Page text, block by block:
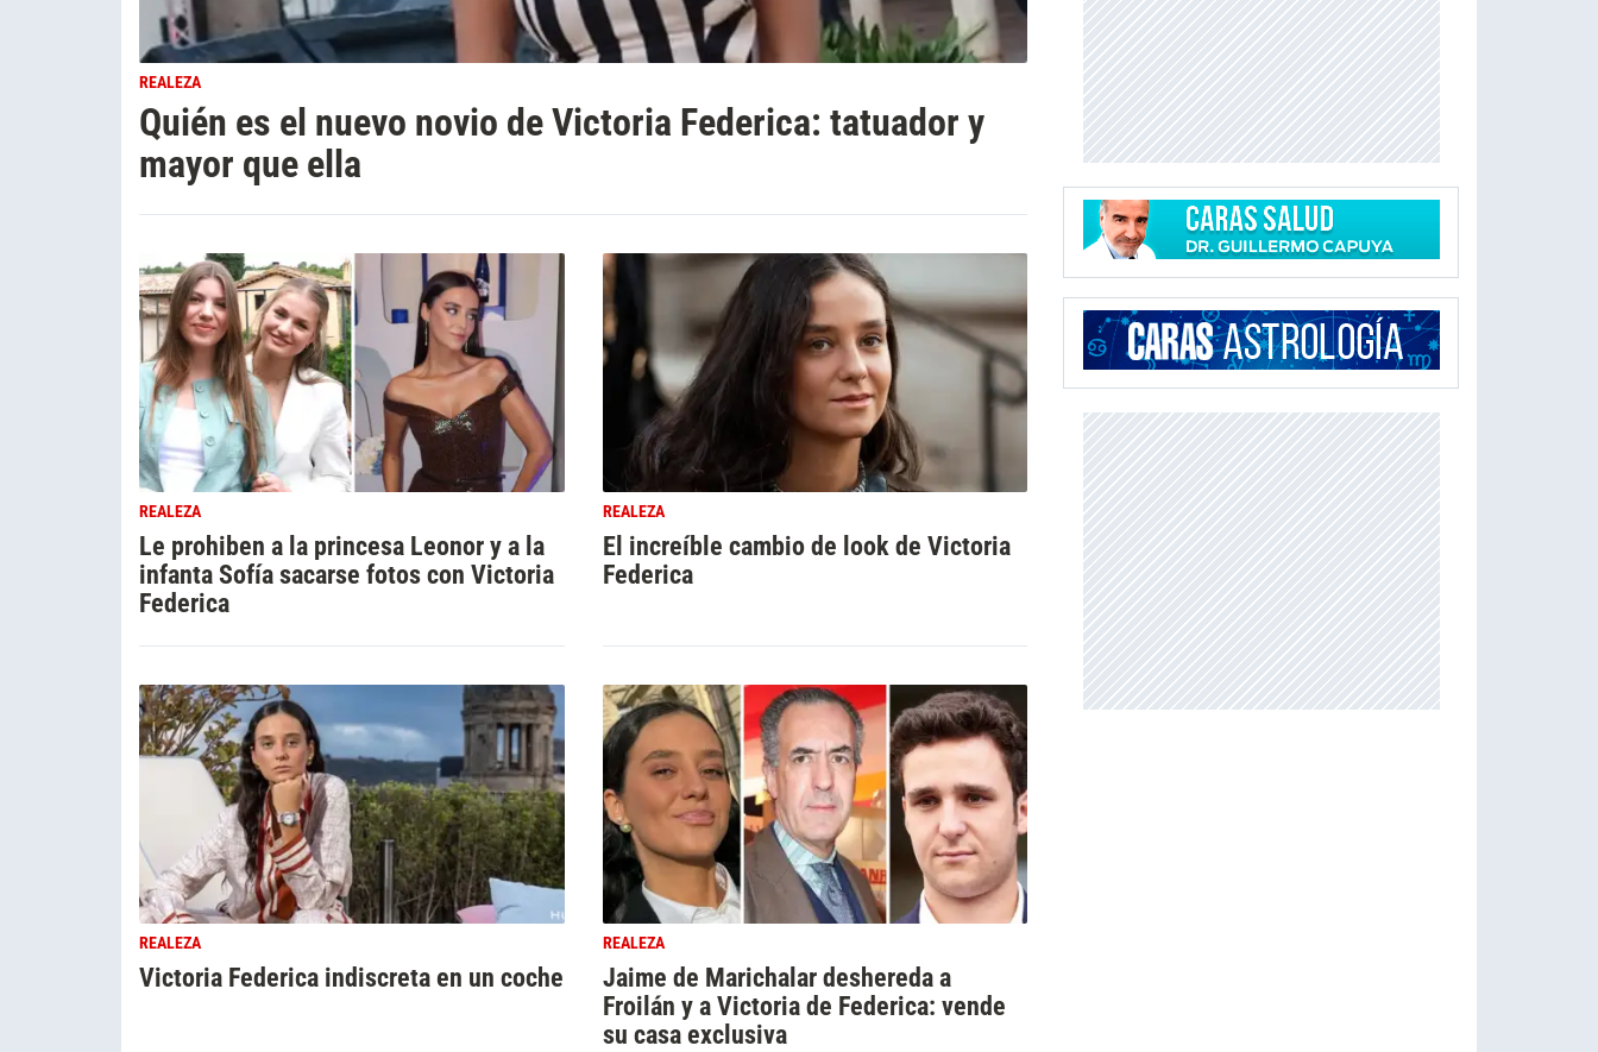
REALEZA
Quién es el nuevo novio de Victoria Federica: tatuador y
mayor que ella
REALEZA
Le prohiben a la princesa Leonor y a la
infanta Sofía sacarse fotos con Victoria
Federica
REALEZA
El increíble cambio de look de Victoria
Federica
REALEZA
Victoria Federica indiscreta en un coche
REALEZA
Jaime de Marichalar deshereda a
Froilán y a Victoria de Federica: vende
su casa exclusiva